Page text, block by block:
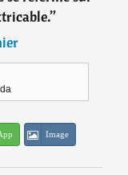
”
Image